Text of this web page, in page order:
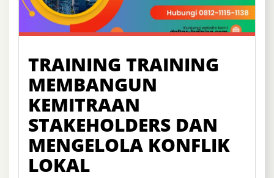
TRAINING TRAINING
MEMBANGUN
KEMITRAAN
STAKEHOLDERS DAN
MENGELOLA KONFLIK
LOKAL